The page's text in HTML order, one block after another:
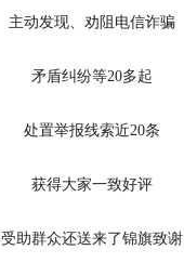
主动发现、劝阻电信诈骗
矛盾纠纷等20多起
处置举报线索近20条
获得大家一致好评
受助群众还送来了锦旗致谢